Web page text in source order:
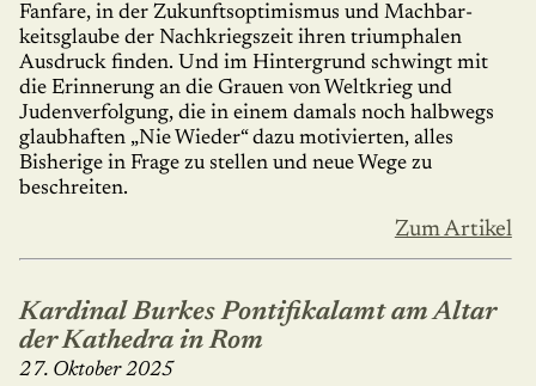
Fan­fa­re, in der Zukunftsoptimismus und Machbar­
keits­glaube der Nachkriegszeit ihren tri­um­pha­len
Ausdruck finden. Und im Hintergrund schwingt mit
die Erin­ne­rung an die Grauen von Weltkrieg und
Judenverfolgung, die in einem damals noch halbwegs
glaubhaften „Nie Wieder“ dazu motivierten, alles
Bisherige in Frage zu stellen und neue Wege zu
beschreiten.
Zum Artikel
Kardinal Burkes Pontifikalamt am Altar
der Kathedra in Rom
27. Oktober 2025